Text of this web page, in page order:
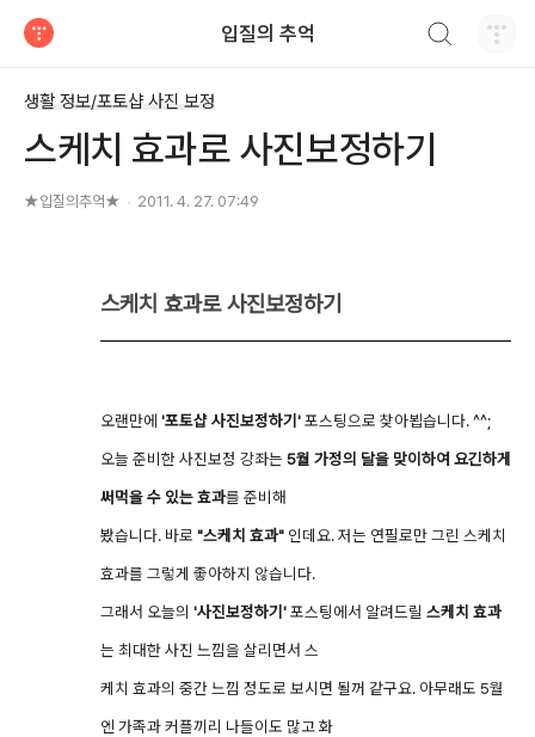
입질의 추억
생활 정보/포토샵 사진 보정
스케치 효과로 사진보정하기
★입질의추억★ 2011. 4. 27. 07:49
스케치 효과로 사진보정하기
오랜만에 '포토샵 사진보정하기'포스팅으로 찾아뵙습니다. ^^;
오늘 준비한 사진보정 강좌는 5월 가정의 달을 맞이하여 요긴하게
써먹을 수 있는 효과를 준비해
봤습니다. 바로 "스케치 효과" 인데요. 저는 연필로만 그린 스케치
효과를 그렇게 좋아하지 않습니다.
그래서 오늘의 '사진보정하기'포스팅에서 알려드릴 스케치 효과
는 최대한 사진 느낌을 살리면서 스
케치 효과의 중간 느낌 정도로 보시면 될꺼 같구요. 아무래도 5월
엔 가족과 커플끼리 나들이도 많고 화